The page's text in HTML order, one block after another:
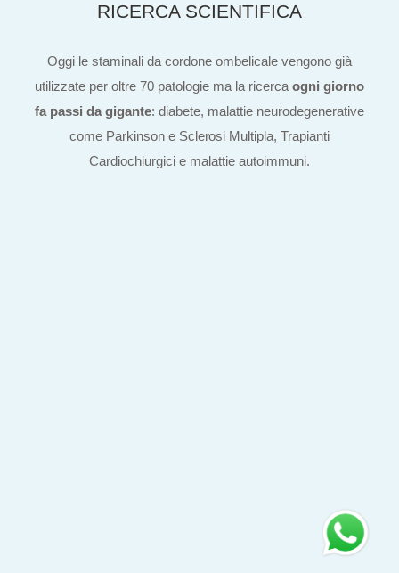
RICERCA SCIENTIFICA
Oggi le staminali da cordone ombelicale vengono già
utilizzate per oltre 70 patologie ma la ricerca ogni giorno
fa passi da gigante: diabete, malattie neurodegenerative
come Parkinson e Sclerosi Multipla, Trapianti
Cardiochiurgici e malattie autoimmuni.